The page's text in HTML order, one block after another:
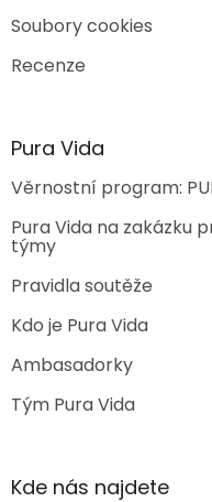
Soubory cookies
Recenze
Pura Vida
Věrnostní program:
Pura Vida na zakázku
týmy
Pravidla soutěže
Kdo je Pura Vida
Ambasadorky
Tým Pura Vida
Kde nás najdete